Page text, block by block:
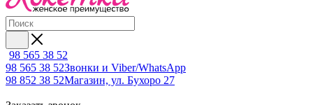
98 565 38 52
98 565 38 52Звонки и Viber/WhatsApp
98 852 38 52Магазин, ул. Бухоро 27